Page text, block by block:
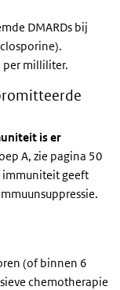
DMARDs bij
per milliliter.
is er
A, zie pagina 50
immuniteit geeft
(of binnen 6
chemotherapie